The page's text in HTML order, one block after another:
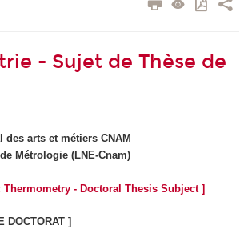
- Sujet de Thèse de
arts et métiers CNAM
Métrologie (LNE-Cnam)
Thermometry - Doctoral Thesis Subject ]
DOCTORAT ]